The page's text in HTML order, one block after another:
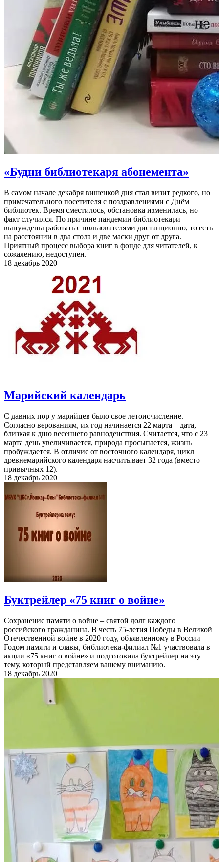
«Будни библиотекаря абонемента»
В самом начале декабря вишенкой дня стал визит редкого, но
примечательного посетителя с поздравлениями с Днём
библиотек. Время сместилось, обстановка изменилась, но
факт случился. По причине пандемии библиотекари
вынуждены работать с пользователями дистанционно, то есть
на расстоянии в два стола и две маски друг от друга.
Приятный процесс выбора книг в фонде для читателей, к
сожалению, недоступен.
18 декабрь 2020
Марийский календарь
С давних пор у марийцев было свое летоисчисление.
Согласно верованиям, их год начинается 22 марта – дата,
близкая к дню весеннего равноденствия. Считается, что с 23
марта день увеличивается, природа просыпается, жизнь
пробуждается. В отличие от восточного календаря, цикл
древнемарийского календаря насчитывает 32 года (вместо
привычных 12).
18 декабрь 2020
Буктрейлер «75 книг о войне»
Сохранение памяти о войне – святой долг каждого
российского гражданина. В честь 75-летия Победы в Великой
Отечественной войне в 2020 году, объявленному в России
Годом памяти и славы, библиотека-филиал №1 участвовала в
акции «75 книг о войне» и подготовила буктрейлер на эту
тему, который представляем вашему вниманию.
18 декабрь 2020